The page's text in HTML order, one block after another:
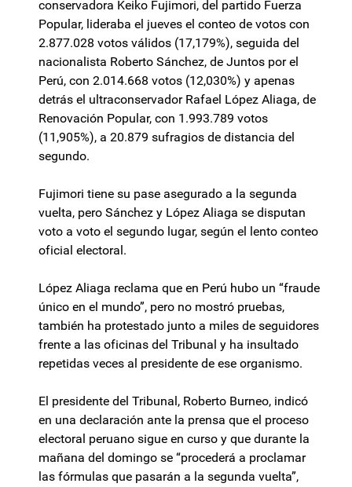
conservadora Keiko Fujimori, del partido Fuerza
Popular, lideraba el jueves el conteo de votos con
2.877.028 votos válidos (17,179%), seguida del
nacionalista Roberto Sánchez, de Juntos por el
Perú, con 2.014.668 votos (12,030%) y apenas
detrás el ultraconservador Rafael López Aliaga, de
Renovación Popular, con 1.993.789 votos
(11,905%), a 20.879 sufragios de distancia del
segundo.
Fujimori tiene su pase asegurado a la segunda
vuelta, pero Sánchez y López Aliaga se disputan
voto a voto el segundo lugar, según el lento conteo
oficial electoral.
López Aliaga reclama que en Perú hubo un “fraude
único en el mundo”, pero no mostró pruebas,
también ha protestado junto a miles de seguidores
frente a las oficinas del Tribunal y ha insultado
repetidas veces al presidente de ese organismo.
El presidente del Tribunal, Roberto Burneo, indicó
en una declaración ante la prensa que el proceso
electoral peruano sigue en curso y que durante la
mañana del domingo se “procederá a proclamar
las fórmulas que pasarán a la segunda vuelta”,